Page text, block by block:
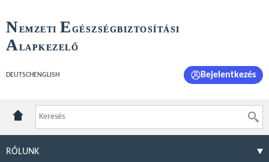
NEMZETI E GÉSZSÉGBIZTOSÍTÁSI
ALAPKEZELŐ
DEUTSCH ENGLISH Bejelentkezés
RÓLUNK